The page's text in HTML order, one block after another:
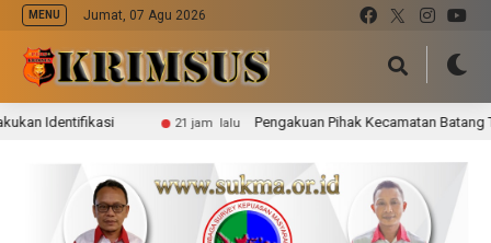
MENU Jumat, 07 Agu 2026
21 jam lalu Pengakuan Pihak Kecamatan Batang Tuaka